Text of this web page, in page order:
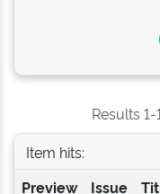
Results
Item hits:
Preview
Issue